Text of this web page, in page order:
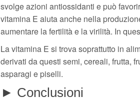
svolge azioni antiossidanti e può
vitamina E aiuta anche nella
aumentare la fertilità e la virilità. In
La vitamina E si trova soprattutto in
derivati da questi semi, cereali, frutta,
asparagi e piselli.
► Conclusioni